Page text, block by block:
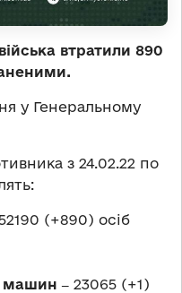
втратили 890
у Генеральному
з 24.02.22 по
(+890) осіб
машин ‒ 23065 (+1)